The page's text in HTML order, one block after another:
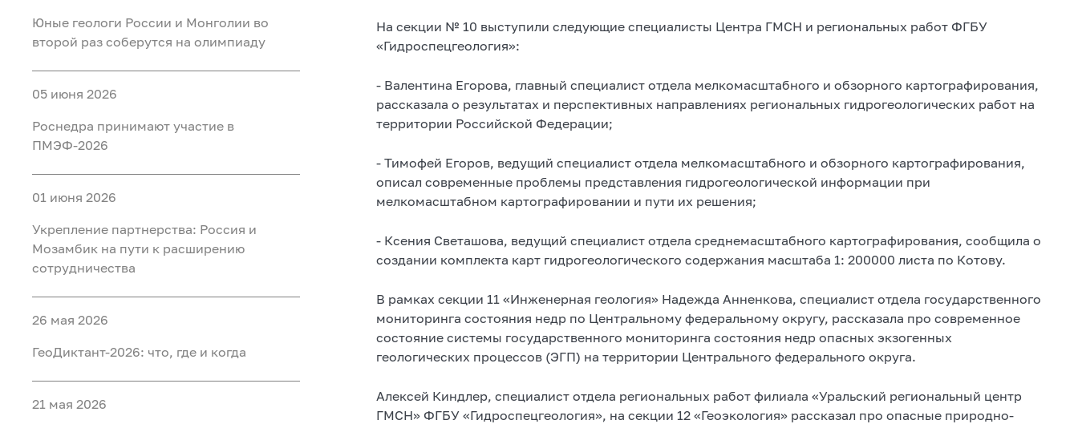
Юные геологи России и Монголии во
второй раз соберутся на олимпиаду
05 июня 2026
Роснедра принимают участие в
ПМЭФ-2026
01 июня 2026
Укрепление партнерства: Россия и
Мозамбик на пути к расширению
сотрудничества
26 мая 2026
ГеоДиктант-2026: что, где и когда
21 мая 2026
На секции № 10 выступили следующие специалисты Центра ГМСН и региональных работ ФГБУ
«Гидроспецгеология»:
- Валентина Егорова, главный специалист отдела мелкомасштабного и обзорного картографирования,
рассказала о результатах и перспективных направлениях региональных гидрогеологических работ на
территории Российской Федерации;
- Тимофей Егоров, ведущий специалист отдела мелкомасштабного и обзорного картографирования,
описал современные проблемы представления гидрогеологической информации при
мелкомасштабном картографировании и пути их решения;
- Ксения Светашова, ведущий специалист отдела среднемасштабного картографирования, сообщила о
создании комплекта карт гидрогеологического содержания масштаба 1: 200000 листа по Котову.
В рамках секции 11 «Инженерная геология» Надежда Анненкова, специалист отдела государственного
мониторинга состояния недр по Центральному федеральному округу, рассказала про современное
состояние системы государственного мониторинга состояния недр опасных экзогенных
геологических процессов (ЭГП) на территории Центрального федерального округа.
Алексей Киндлер, специалист отдела региональных работ филиала «Уральский региональный центр
ГМСН» ФГБУ «Гидроспецгеология», на секции 12 «Геоэкология» рассказал про опасные природно-